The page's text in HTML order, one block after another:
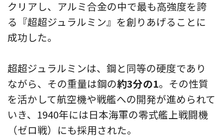
クリアし、アルミ合金の中で最も高強度を誇
る『超超ジュラルミン』を創りあげることに
成功した。
超超ジュラルミンは、鋼と同等の硬度であり
ながら、その重量は鋼の約3分の1。その性質
を活かして航空機や戦艦への開発が進められて
いき、1940年には日本海軍の零式艦上戦闘機
（ゼロ戦）にも採用された。